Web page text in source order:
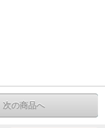
次の商品へ